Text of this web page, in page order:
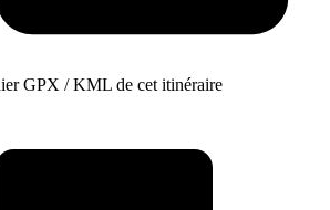
GPX / KML de cet itinéraire